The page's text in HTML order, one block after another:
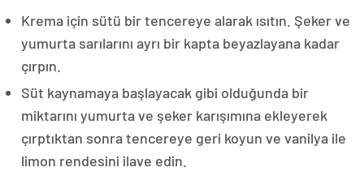
Krema için sütü bir tencereye alarak ısıtın. Şeker ve
yumurta sarılarını ayrı bir kapta beyazlayana kadar
çırpın.
Süt kaynamaya başlayacak gibi olduğunda bir
miktarını yumurta ve şeker karışımına ekleyerek
çırptıktan sonra tencereye geri koyun ve vanilya ile
limon rendesini ilave edin.